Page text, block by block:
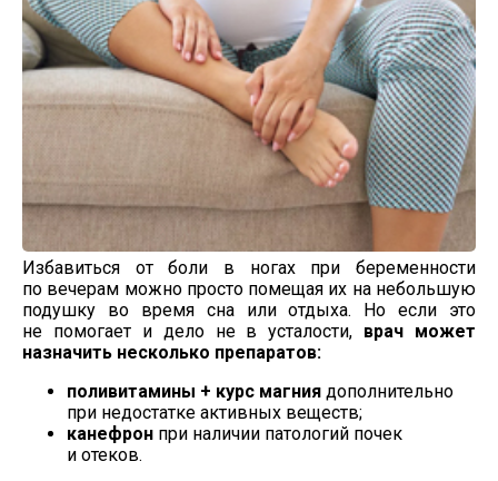
Избавиться от боли в ногах при беременности
по вечерам можно просто помещая их на небольшую
подушку во время сна или отдыха. Но если это
не помогает и дело не в усталости, врач может
назначить несколько препаратов:
поливитамины + курс магния дополнительно
при недостатке активных веществ;
канефрон при наличии патологий почек
и отеков.